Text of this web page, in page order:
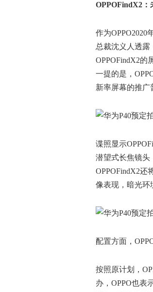
OPPOFindX2：
作为OPPO2020
总裁沈义人透露
OPPOFindX2的
一提的是，
新率屏幕的推广
谍照显示
潜望式长焦镜头
OPPOFindX2还
像表现，暗光环
配置方面，
按照原计划，
办，OPPO也表